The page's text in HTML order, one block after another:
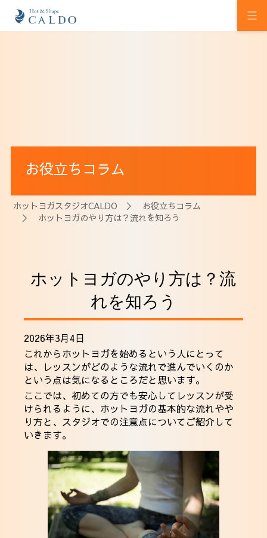
スタジオを探す
プログラム
料金
採用情報
お役立ちコラム
ホットヨガスタジオCALDO ＞ お役立ちコラム
＞ ホットヨガのやり方は？流れを知ろう
ホットヨガのやり方は？流
れを知ろう
2026年3月4日
これからホットヨガを始めるという人にとって
は、レッスンがどのような流れで進んでいくのか
という点は気になるところだと思います。
ここでは、初めての方でも安心してレッスンが受
けられるように、ホットヨガの基本的な流れやや
り方と、スタジオでの注意点についてご紹介して
いきます。